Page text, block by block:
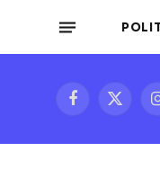
Facebook
X